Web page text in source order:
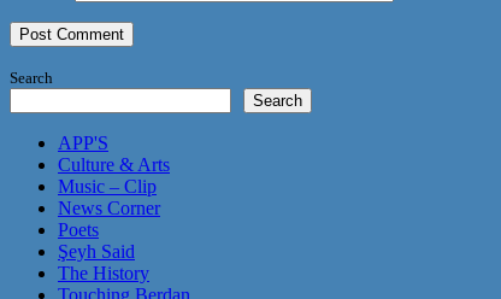
Search
Search
APP'S
Culture & Arts
Music – Clip
News Corner
Poets
Şeyh Said
The History
Touching Berdan